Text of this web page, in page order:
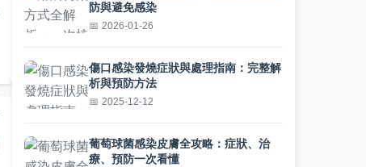
防與避免感染
2026-01-26
傷口感染發燒症狀與處理指南：完整解
析與預防方法
2025-12-12
葡萄球菌感染皮膚全攻略：症狀、治
療、預防一次看懂